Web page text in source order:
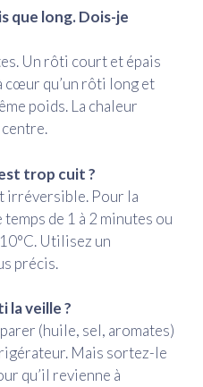
que long. Dois-je
Un rôti court et épais
cœur qu’un rôti long et
poids. La chaleur
trop cuit ?
irréversible. Pour la
de 1 à 2 minutes ou
Utilisez un
précis.
la veille ?
(huile, sel, aromates)
Mais sortez-le
qu’il revienne à